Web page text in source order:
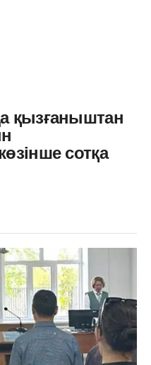
қызғаныштан
сотқа